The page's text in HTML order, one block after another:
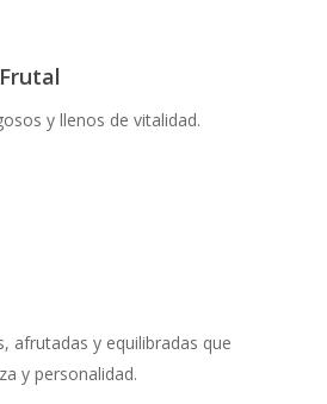
un refugio sofisticado y
y llenos de vitalidad.
afrutadas y equilibradas que
y personalidad.